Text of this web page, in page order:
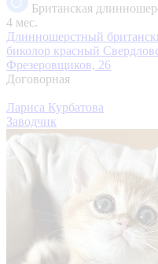
Британская
4 мес.
Длинношерстный
биколор красный
Фрезеровщиков, 26
Договорная
Лариса Курбатова
Заводчик